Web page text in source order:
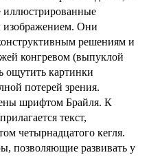
иллюстрированные
Они
решениям и
конгревом (выпуклой
ощутить картинки
потерей зрения.
шрифтом Брайля. К
текст,
четырнадцатого кегля.
позволяющие развивать у